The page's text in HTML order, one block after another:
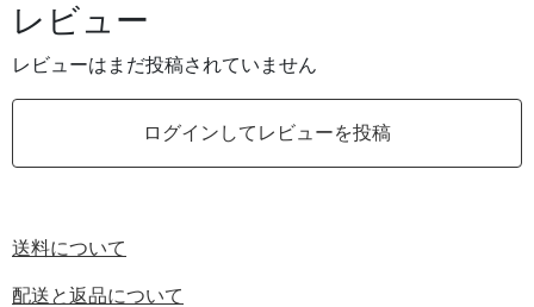
レビュー
レビューはまだ投稿されていません
ログインしてレビューを投稿
送料について
配送と返品について